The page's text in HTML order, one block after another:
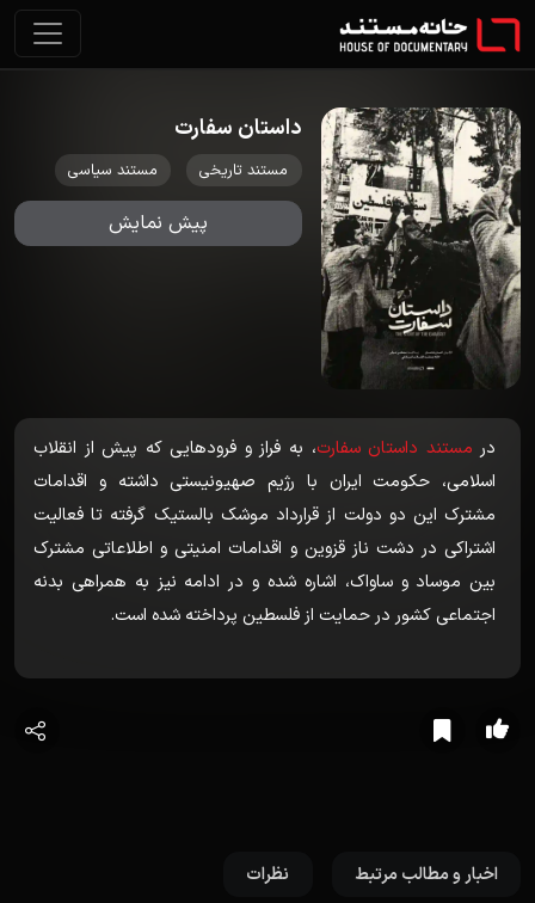
داستان سفارت
مستند تاریخی مستند سیاسی
پیش نمایش
در مستند داستان سفارت، به فراز و فرودهایی که پیش از انقلاب
اسلامی، حکومت ایران با رژیم صهیونیستی داشته و اقدامات
مشترک این دو دولت از قرارداد موشک بالستیک گرفته تا فعالیت
اشتراکی در دشت ناز قزوین و اقدامات امنیتی و اطلاعاتی مشترک
بین موساد و ساواک، اشاره شده و در ادامه نیز به همراهی بدنه
اجتماعی کشور در حمایت از فلسطین پرداخته شده است.
اخبار و مطالب مرتبط نظرات